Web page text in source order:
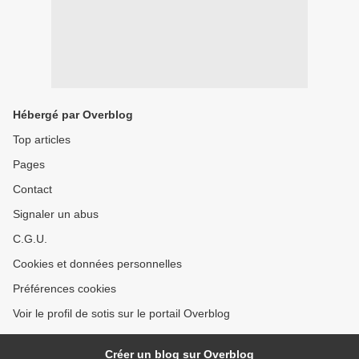
Hébergé par Overblog
Top articles
Pages
Contact
Signaler un abus
C.G.U.
Cookies et données personnelles
Préférences cookies
Voir le profil de sotis sur le portail Overblog
Créer un blog sur Overblog